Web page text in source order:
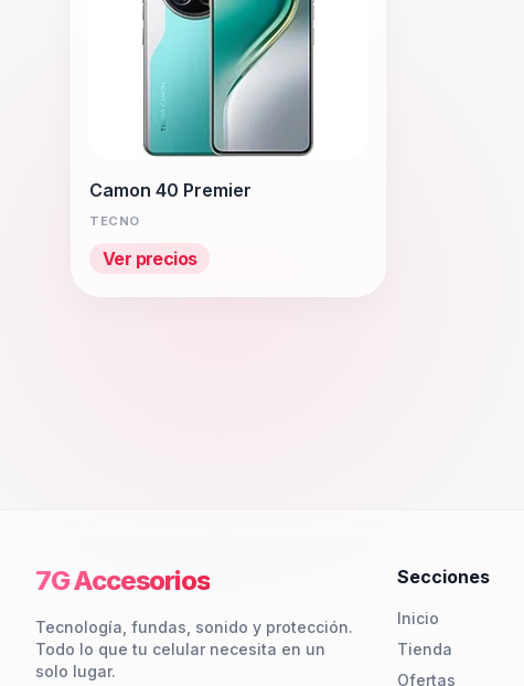
Camon 40 Premier
TECNO
Ver precios
7G Accesorios
Tecnología, fundas, sonido y protección.
Todo lo que tu celular necesita en un
solo lugar.
Secciones
Inicio
Tienda
Ofertas